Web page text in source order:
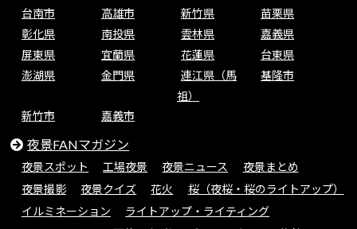
台南市
高雄市 新竹県
苗栗県
彰化県
南投県 雲林県
嘉義県
屏東県
宜蘭県 花蓮県
台東県
澎湖県
金門県
連江県（馬
祖）
基隆市
新竹市 嘉義市
夜景FANマガジン
夜景スポット 工場夜景 夜景ニュース
夜景まとめ
夜景撮影
夜景クイズ 花火
桜（夜桜・桜のライトアップ）
イルミネーション
ライトアップ・ライティング